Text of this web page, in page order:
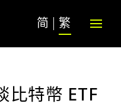
简 繁
比特幣 ETF